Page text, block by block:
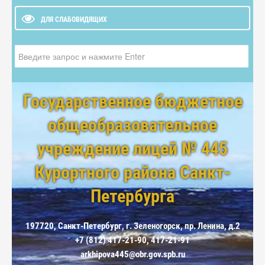
ДЛЯ СЛАБОВИДЯЩИХ
Государственное бюджетное
общеобразовательное
учреждение лицей № 445
Курортного района Санкт-
Петербурга
197720, Санкт-Петербург, г. Зеленогорск, пр. Ленина, д.2
+7 (812) 417-21-90, 417-21-91
arkhipova445@obr.gov.spb.ru